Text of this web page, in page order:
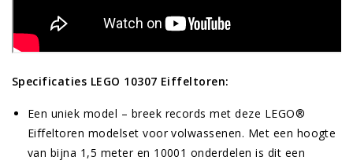
Specificaties LEGO 10307 Eiffeltoren:
Een uniek model – breek records met deze LEGO®
Eiffeltoren modelset voor volwassenen. Met een hoogte
van bijna 1,5 meter en 10001 onderdelen is dit een